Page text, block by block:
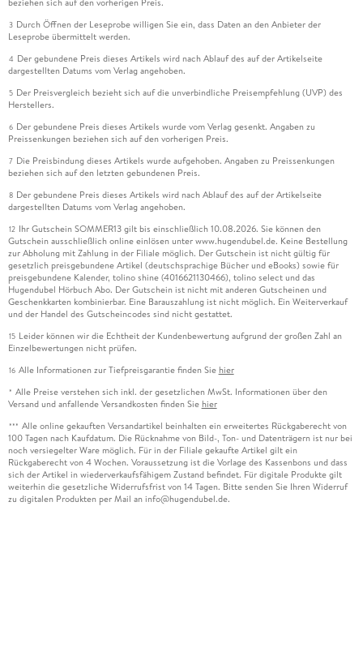
beziehen sich auf den vorherigen Preis.
3 Durch Öffnen der Leseprobe willigen Sie ein, dass Daten an den Anbieter der
Leseprobe übermittelt werden.
4 Der gebundene Preis dieses Artikels wird nach Ablauf des auf der Artikelseite
dargestellten Datums vom Verlag angehoben.
5 Der Preisvergleich bezieht sich auf die unverbindliche Preisempfehlung (UVP) des
Herstellers.
6 Der gebundene Preis dieses Artikels wurde vom Verlag gesenkt. Angaben zu
Preissenkungen beziehen sich auf den vorherigen Preis.
7 Die Preisbindung dieses Artikels wurde aufgehoben. Angaben zu Preissenkungen
beziehen sich auf den letzten gebundenen Preis.
8 Der gebundene Preis dieses Artikels wird nach Ablauf des auf der Artikelseite
dargestellten Datums vom Verlag angehoben.
12 Ihr Gutschein SOMMER13 gilt bis einschließlich 10.08.2026. Sie können den
Gutschein ausschließlich online einlösen unter www.hugendubel.de. Keine Bestellung
zur Abholung mit Zahlung in der Filiale möglich. Der Gutschein ist nicht gültig für
gesetzlich preisgebundene Artikel (deutschsprachige Bücher und eBooks) sowie für
preisgebundene Kalender, tolino shine (4016621130466), tolino select und das
Hugendubel Hörbuch Abo. Der Gutschein ist nicht mit anderen Gutscheinen und
Geschenkkarten kombinierbar. Eine Barauszahlung ist nicht möglich. Ein Weiterverkauf
und der Handel des Gutscheincodes sind nicht gestattet.
15 Leider können wir die Echtheit der Kundenbewertung aufgrund der großen Zahl an
Einzelbewertungen nicht prüfen.
16 Alle Informationen zur Tiefpreisgarantie finden Sie hier
* Alle Preise verstehen sich inkl. der gesetzlichen MwSt. Informationen über den
Versand und anfallende Versandkosten finden Sie hier
*** Alle online gekauften Versandartikel beinhalten ein erweitertes Rückgaberecht von
100 Tagen nach Kaufdatum. Die Rücknahme von Bild-, Ton- und Datenträgern ist nur bei
noch versiegelter Ware möglich. Für in der Filiale gekaufte Artikel gilt ein
Rückgaberecht von 4 Wochen. Voraussetzung ist die Vorlage des Kassenbons und dass
sich der Artikel in wiederverkaufsfähigem Zustand befindet. Für digitale Produkte gilt
weiterhin die gesetzliche Widerrufsfrist von 14 Tagen. Bitte senden Sie Ihren Widerruf
zu digitalen Produkten per Mail an info@hugendubel.de.